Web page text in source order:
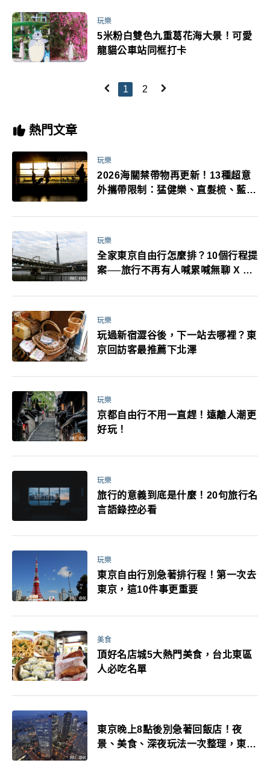
玩樂
5米粉白雙色九重葛花海大景！可愛
龍貓公車站同框打卡
1 2
熱門文章
玩樂
2026海關禁帶物再更新！13種超意
外攜帶限制：猛健樂、直髮梳、藍牙
萬！注意事項一次看！
玩樂
全家東京自由行怎麼排？10個行程提
案──旅行不再有人喊累喊無聊 X 爸
玩樂
玩過新宿澀谷後，下一站去哪裡？東
京回訪客最推薦下北澤
玩樂
京都自由行不用一直趕！遠離人潮更
好玩！
玩樂
旅行的意義到底是什麼！20句旅行名
言語錄控必看
玩樂
東京自由行別急著排行程！第一次去
東京，這10件事更重要
美食
頂好名店城5大熱門美食，台北東區
人必吃名單
東京晚上8點後別急著回飯店！夜
景、美食、深夜玩法一次整理，東京